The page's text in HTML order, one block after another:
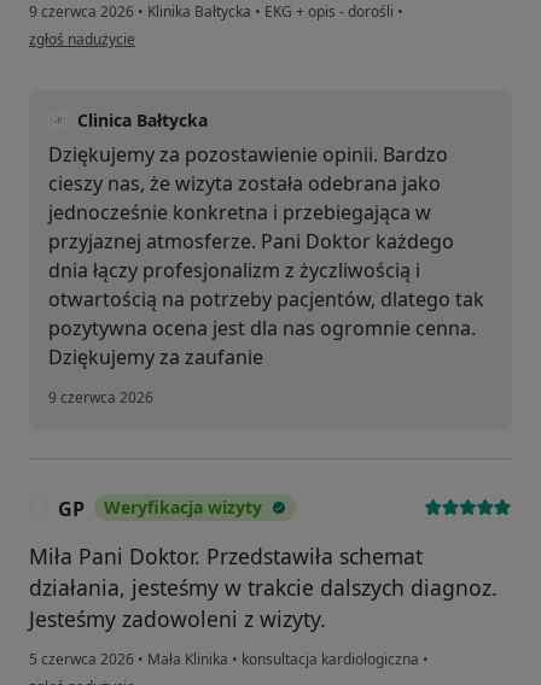
9 czerwca 2026 • Klinika Bałtycka • EKG + opis - dorośli •
w opinii użytkownika IR
zgłoś nadużycie
Clinica Bałtycka
Dziękujemy za pozostawienie opinii. Bardzo
cieszy nas, że wizyta została odebrana jako
jednocześnie konkretna i przebiegająca w
przyjaznej atmosferze. Pani Doktor każdego
dnia łączy profesjonalizm z życzliwością i
otwartością na potrzeby pacjentów, dlatego tak
pozytywna ocena jest dla nas ogromnie cenna.
Dziękujemy za zaufanie
9 czerwca 2026
GP Weryfikacja wizyty
Miła Pani Doktor. Przedstawiła schemat
działania, jesteśmy w trakcie dalszych diagnoz.
Jesteśmy zadowoleni z wizyty.
5 czerwca 2026 • Mała Klinika • konsultacja kardiologiczna •
w opinii użytkownika GP